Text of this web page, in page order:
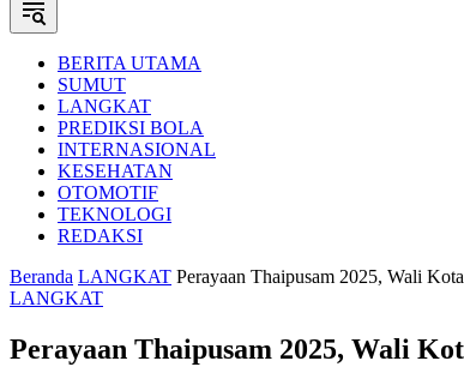
BERITA UTAMA
SUMUT
LANGKAT
PREDIKSI BOLA
INTERNASIONAL
KESEHATAN
OTOMOTIF
TEKNOLOGI
REDAKSI
Beranda LANGKAT Perayaan Thaipusam 2025, Wali
LANGKAT
Perayaan Thaipusam 2025, Wali